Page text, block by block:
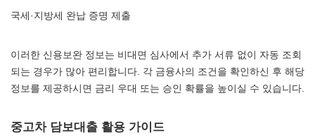
국세·지방세 완납 증명 제출
이러한 신용보완 정보는 비대면 심사에서 추가 서류 없이 자동 조회
되는 경우가 많아 편리합니다. 각 금융사의 조건을 확인하신 후 해당
정보를 제공하시면 금리 우대 또는 승인 확률을 높이실 수 있습니다.
중고차 담보대출 활용 가이드